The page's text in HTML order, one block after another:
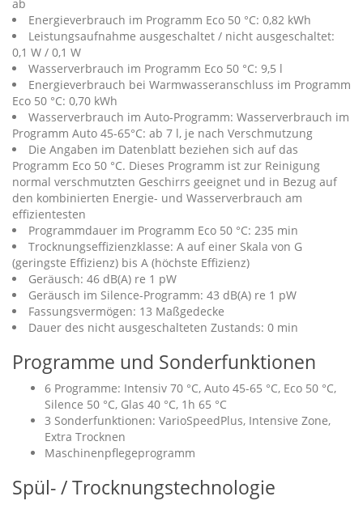
ab
Energieverbrauch im Programm Eco 50 °C: 0,82 kWh
Leistungsaufnahme ausgeschaltet / nicht ausgeschaltet:
0,1 W / 0,1 W
Wasserverbrauch im Programm Eco 50 °C: 9,5 l
Energieverbrauch bei Warmwasseranschluss im Programm
Eco 50 °C: 0,70 kWh
Wasserverbrauch im Auto-Programm: Wasserverbrauch im
Programm Auto 45-65°C: ab 7 l, je nach Verschmutzung
Die Angaben im Datenblatt beziehen sich auf das
Programm Eco 50 °C. Dieses Programm ist zur Reinigung
normal verschmutzten Geschirrs geeignet und in Bezug auf
den kombinierten Energie- und Wasserverbrauch am
effizientesten
Programmdauer im Programm Eco 50 °C: 235 min
Trocknungseffizienzklasse: A auf einer Skala von G
(geringste Effizienz) bis A (höchste Effizienz)
Geräusch: 46 dB(A) re 1 pW
Geräusch im Silence-Programm: 43 dB(A) re 1 pW
Fassungsvermögen: 13 Maßgedecke
Dauer des nicht ausgeschalteten Zustands: 0 min
Programme und Sonderfunktionen
6 Programme: Intensiv 70 °C, Auto 45-65 °C, Eco 50 °C,
Silence 50 °C, Glas 40 °C, 1h 65 °C
3 Sonderfunktionen: VarioSpeedPlus, Intensive Zone,
Extra Trocknen
Maschinenpflegeprogramm
Spül- / Trocknungstechnologie